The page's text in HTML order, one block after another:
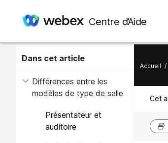
Centre d’Aide
Dans cet article
Différences entre les
modèles de type de salle
Présentateur et
auditoire
Accueil /
Cet